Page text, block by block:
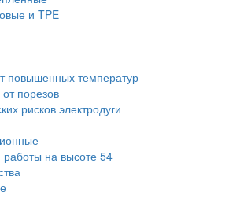
и TPE
повышенных температур
порезов
рисков электродуги
на высоте 54